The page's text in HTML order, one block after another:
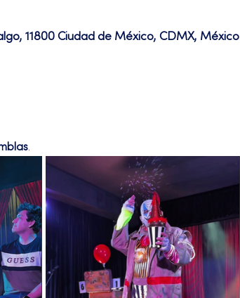
11800 Ciudad de México, CDMX, México
.